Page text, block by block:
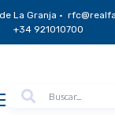
La Granja ·
+34 921010700